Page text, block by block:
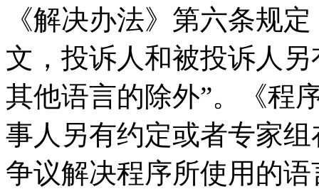
《解决办法》第六条规
文，投诉人和被投诉人
其他语言的除外”。《程
事人另有约定或者专家
争议解决程序所使用的